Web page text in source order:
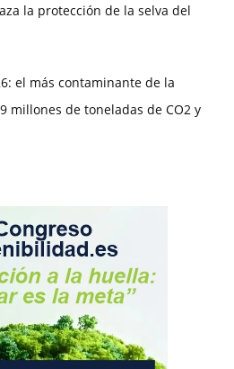
la protección de la selva del
el más contaminante de la
millones de toneladas de CO2 y